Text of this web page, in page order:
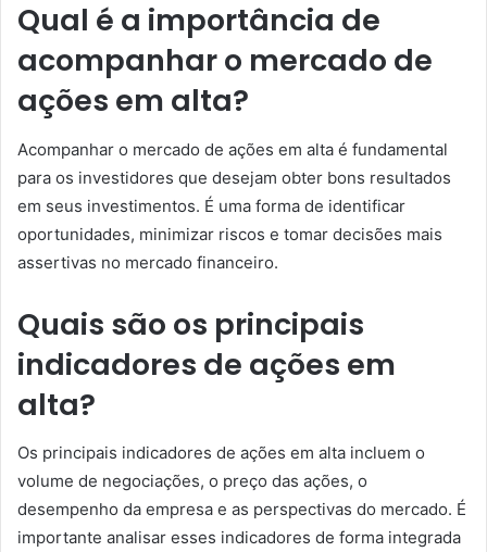
Qual é a importância de
acompanhar o mercado de
ações em alta?
Acompanhar o mercado de ações em alta é fundamental
para os investidores que desejam obter bons resultados
em seus investimentos. É uma forma de identificar
oportunidades, minimizar riscos e tomar decisões mais
assertivas no mercado financeiro.
Quais são os principais
indicadores de ações em
alta?
Os principais indicadores de ações em alta incluem o
volume de negociações, o preço das ações, o
desempenho da empresa e as perspectivas do mercado. É
importante analisar esses indicadores de forma integrada